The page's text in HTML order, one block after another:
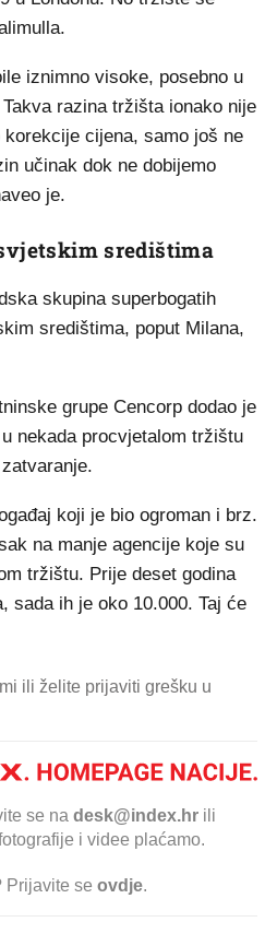
iznimno visoke, posebno u
razina tržišta ionako nije
cijena, samo još ne
učinak dok ne dobijemo
je.
središtima
skupina superbogatih
središtima, poput Milana,
grupe Cencorp dodao je
nekada procvjetalom tržištu
koji je bio ogroman i brz.
na manje agencije koje su
tržištu. Prije deset godina
sada ih je oko 10.000. Taj će
ili želite prijaviti grešku u
se na desk@index.hr ili
i videe plaćamo.
Prijavite se ovdje.